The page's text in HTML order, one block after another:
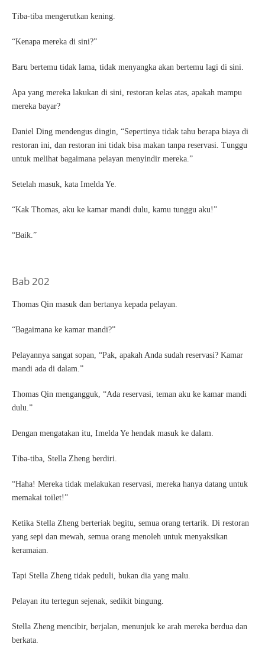
Tiba-tiba mengerutkan kening.
“Kenapa mereka di sini?”
Baru bertemu tidak lama, tidak menyangka akan bertemu lagi di sini.
Apa yang mereka lakukan di sini, restoran kelas atas, apakah mampu
mereka bayar?
Daniel Ding mendengus dingin, “Sepertinya tidak tahu berapa biaya di
restoran ini, dan restoran ini tidak bisa makan tanpa reservasi. Tunggu
untuk melihat bagaimana pelayan menyindir mereka.”
Setelah masuk, kata Imelda Ye.
“Kak Thomas, aku ke kamar mandi dulu, kamu tunggu aku!”
“Baik.”
Bab 202
Thomas Qin masuk dan bertanya kepada pelayan.
“Bagaimana ke kamar mandi?”
Pelayannya sangat sopan, “Pak, apakah Anda sudah reservasi? Kamar
mandi ada di dalam.”
Thomas Qin mengangguk, “Ada reservasi, teman aku ke kamar mandi
dulu.”
Dengan mengatakan itu, Imelda Ye hendak masuk ke dalam.
Tiba-tiba, Stella Zheng berdiri.
“Haha! Mereka tidak melakukan reservasi, mereka hanya datang untuk
memakai toilet!”
Ketika Stella Zheng berteriak begitu, semua orang tertarik. Di restoran
yang sepi dan mewah, semua orang menoleh untuk menyaksikan
keramaian.
Tapi Stella Zheng tidak peduli, bukan dia yang malu.
Pelayan itu tertegun sejenak, sedikit bingung.
Stella Zheng mencibir, berjalan, menunjuk ke arah mereka berdua dan
berkata.